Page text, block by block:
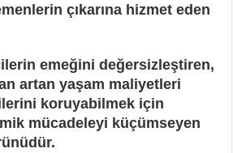
çıkarına hizmet eden
emeğini değersizleştiren,
artan yaşam maliyetleri
koruyabilmek için
mücadeleyi küçümseyen